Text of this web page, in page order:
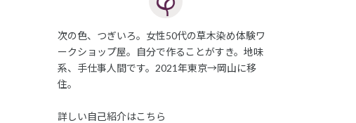
次の色、つぎいろ。女性50代の草木染め体験ワ
ークショップ屋。自分で作ることがすき。地味
系、手仕事人間です。2021年東京→岡山に移
住。
詳しい自己紹介はこちら